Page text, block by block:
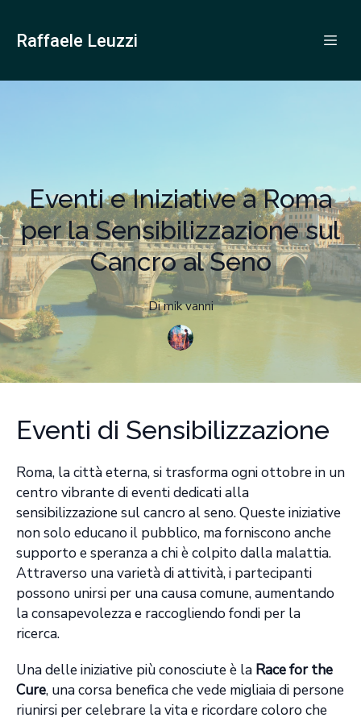
Raffaele Leuzzi
Eventi e Iniziative a Roma
per la Sensibilizzazione sul
Cancro al Seno
Di mik vanni
Eventi di Sensibilizzazione
Roma, la città eterna, si trasforma ogni ottobre in un
centro vibrante di eventi dedicati alla
sensibilizzazione sul cancro al seno. Queste iniziative
non solo educano il pubblico, ma forniscono anche
supporto e speranza a chi è colpito dalla malattia.
Attraverso una varietà di attività, i partecipanti
possono unirsi per una causa comune, aumentando
la consapevolezza e raccogliendo fondi per la
ricerca.
Una delle iniziative più conosciute è la Race for the
Cure, una corsa benefica che vede migliaia di persone
riunirsi per celebrare la vita e ricordare coloro che